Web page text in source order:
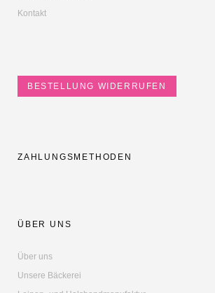
Kontakt
BESTELLUNG WIDERRUFEN
ZAHLUNGSMETHODEN
ÜBER UNS
Über uns
Unsere Bäckerei